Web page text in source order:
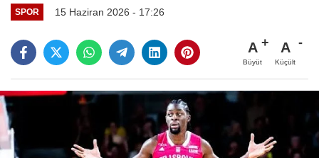
SPOR 15 Haziran 2026 - 17:26
A
Büyüt
A
Küçült